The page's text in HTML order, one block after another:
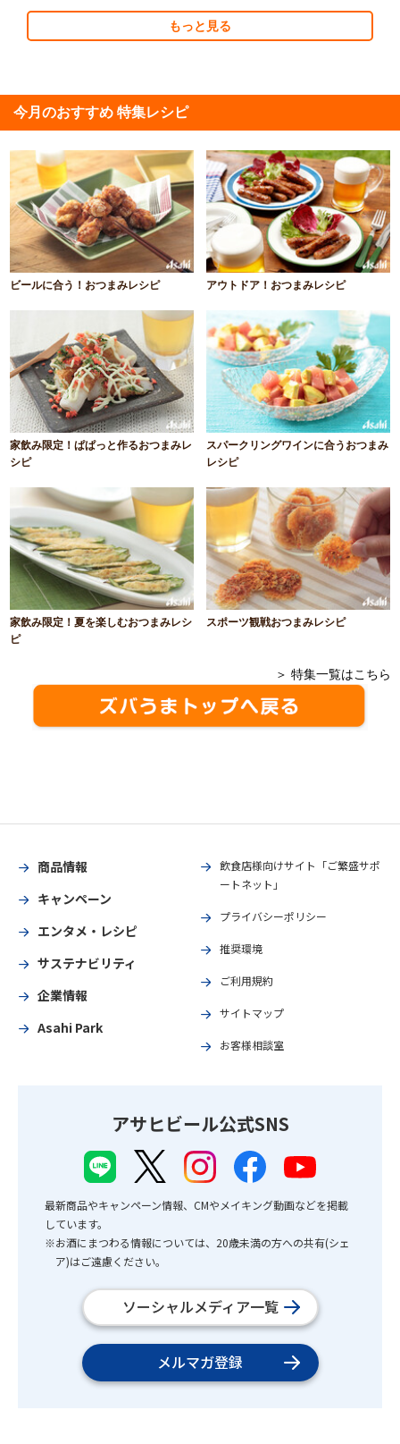
もっと見る
今月のおすすめ 特集レシピ
ビールに合う！おつまみレシピ アウトドア！おつまみレシピ
家飲み限定！ぱぱっと作るおつまみレ
シピ
スパークリングワインに合うおつまみ
レシピ
家飲み限定！夏を楽しむおつまみレシ
ピ
スポーツ観戦おつまみレシピ
＞ 特集一覧はこちら
商品情報
キャンペーン
エンタメ・レシピ
サステナビリティ
企業情報
Asahi Park
飲食店様向けサイト「ご繁盛サポ
ートネット」
プライバシーポリシー
推奨環境
ご利用規約
サイトマップ
お客様相談室
アサヒビール公式SNS
最新商品やキャンペーン情報、CMやメイキング動画などを掲載
しています。
※お酒にまつわる情報については、20歳未満の方への共有(シェ
ア)はご遠慮ください。
ソーシャルメディア一覧
メルマガ登録